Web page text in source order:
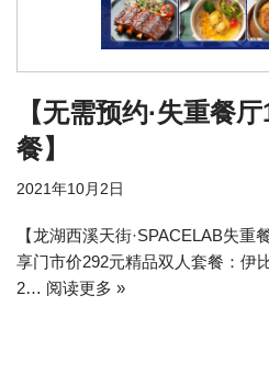
【无需预约·失重餐
餐】
2021年10月2日
【龙湖西溪天街·SPACELAB失重
享门市价292元精品双人套餐：伊
2… 阅读更多 »